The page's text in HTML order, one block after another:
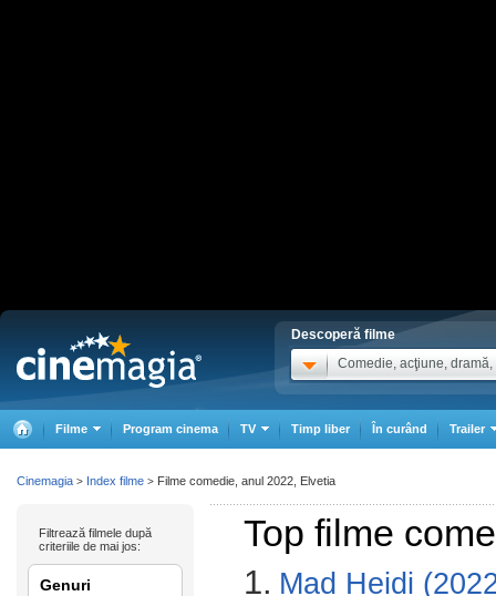
Descoperă filme
Comedie, acţiune, dramă,
Filme Program cinema TV Timp liber În curând Trailer
Top filme
1. Mad Heidi
Filtrează filmele după
criteriile de mai jos:
Genuri
Cinemagia > Index filme > Filme comedie, anul 2022, Elvetia